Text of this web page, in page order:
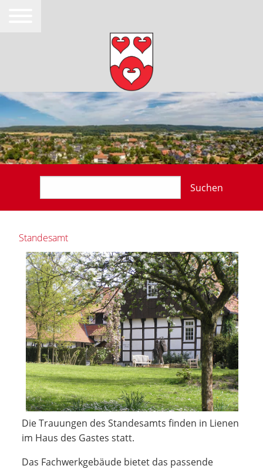
Suchen
Standesamt
Die Trauungen des Standesamts finden in Lienen
im Haus des Gastes statt.
Das Fachwerkgebäude bietet das passende